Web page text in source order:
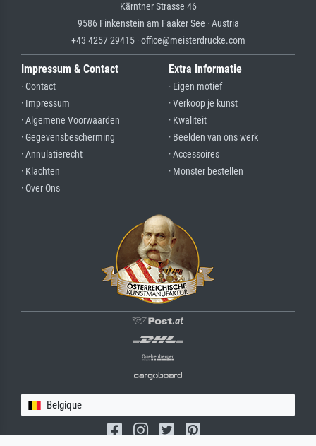
Kärntner Strasse 46
9586 Finkenstein am Faaker See · Austria
+43 4257 29415 · office@meisterdrucke.com
Impressum & Contact
· Contact
· Impressum
· Algemene Voorwaarden
· Gegevensbescherming
· Annulatierecht
· Klachten
· Over Ons
Extra Informatie
· Eigen motief
· Verkoop je kunst
· Kwaliteit
· Beelden van ons werk
· Accessoires
· Monster bestellen
Belgique